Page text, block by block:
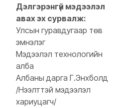
Дэлгэрэнгүй мэдээлэл
авах эх сурвалж:
Улсын гуравдугаар төв
эмнэлэг
Мэдээлэл технологийн
алба
Албаны дарга Г.Энхболд
/Нээлттэй мэдээлэл
хариуцагч/